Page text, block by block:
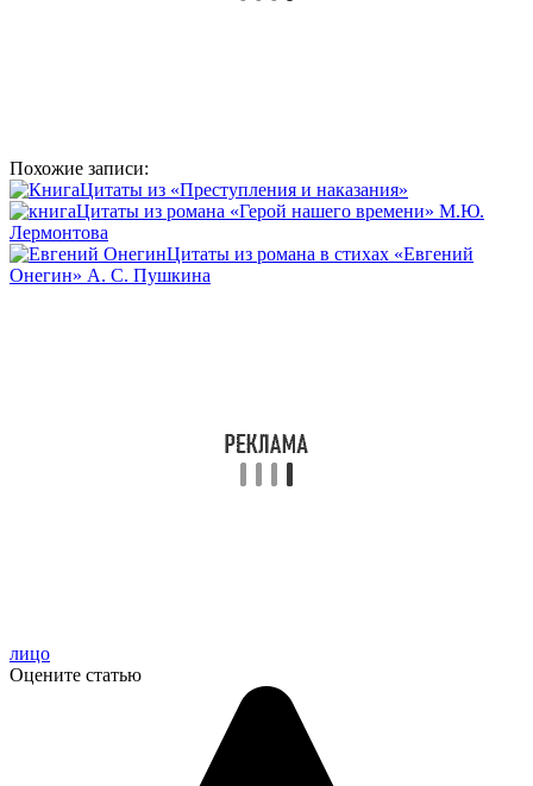
Похожие записи:
Цитаты из «Преступления и наказания»
Цитаты из романа «Герой нашего времени» М.Ю.
Лермонтова
Цитаты из романа в стихах «Евгений
Онегин» А. С. Пушкина
лицо
Оцените статью